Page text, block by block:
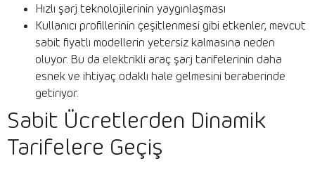
Hızlı şarj teknolojilerinin yaygınlaşması
Kullanıcı profillerinin çeşitlenmesi gibi etkenler, mevcut
sabit fiyatlı modellerin yetersiz kalmasına neden
oluyor. Bu da elektrikli araç şarj tarifelerinin daha
esnek ve ihtiyaç odaklı hale gelmesini beraberinde
getiriyor.
Sabit Ücretlerden Dinamik
Tarifelere Geçiş